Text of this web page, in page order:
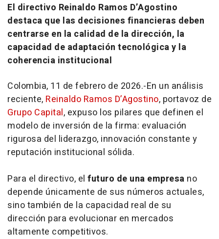
El directivo Reinaldo Ramos D’Agostino
destaca que las decisiones financieras deben
centrarse en la calidad de la dirección, la
capacidad de adaptación tecnológica y la
coherencia institucional
Colombia, 11 de febrero de 2026.-En un análisis
reciente, Reinaldo Ramos D’Agostino, portavoz de
Grupo Capital, expuso los pilares que definen el
modelo de inversión de la firma: evaluación
rigurosa del liderazgo, innovación constante y
reputación institucional sólida.
Para el directivo, el futuro de una empresa no
depende únicamente de sus números actuales,
sino también de la capacidad real de su
dirección para evolucionar en mercados
altamente competitivos.